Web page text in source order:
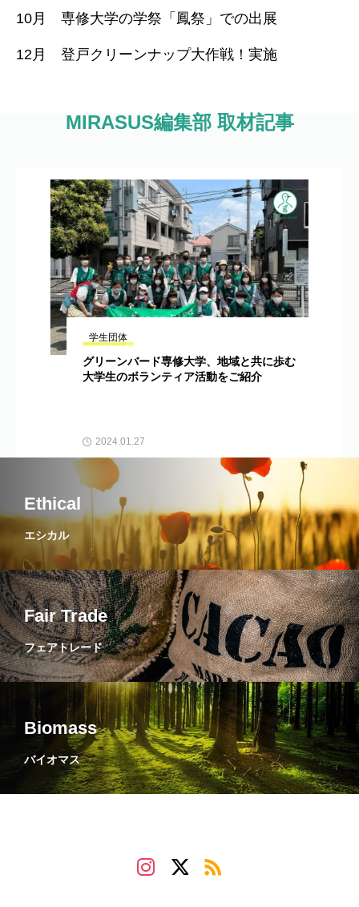
10月 専修大学の学祭「鳳祭」での出展
12月 登戸クリーンナップ大作戦！実施
MIRASUS編集部 取材記事
学生団体
グリーンバード専修大学、地域と共に歩む
大学生のボランティア活動をご紹介
2024.01.27
Ethical
エシカル
Fair Trade
フェアトレード
Biomass
バイオマス